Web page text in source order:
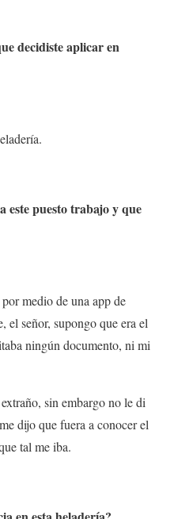
decidiste aplicar en
este puesto trabajo y que
medio de una app de
el señor, supongo que era el
ningún documento, ni mi
sin embargo no le di
dijo que fuera a conocer el
tal me iba.